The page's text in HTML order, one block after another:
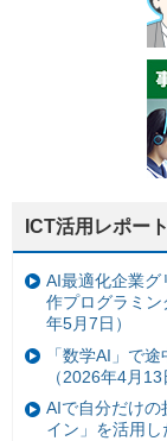
ICT活用レポート
AI最適化企業グ
作プログラミ
年5月7日）
「数学AI」で
（2026年4月13
AIで自分だけの
イン」を活用し